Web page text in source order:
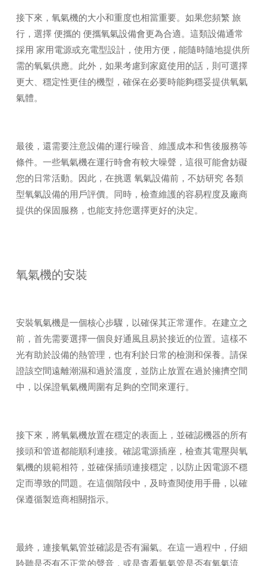
接下來，氧氣機的大小和重度也相當重要。如果您頻繁 旅
行，選擇 便攜的 便攜氧氣設備會更為合適。這類設備通常
採用 家用電源或充電型設計，使用方便，能隨時隨地提供所
需的氧氣供應。此外，如果考慮到家庭使用的話，則可選擇
更大、穩定性更佳的機型，確保在必要時能夠穩妥提供氧氣
氣體。
最後，還需要注意設備的運行噪音、維護成本和售後服務等
條件。一些氧氣機在運行時會有較大噪聲，這很可能會妨礙
您的日常活動。因此，在挑選 氧氣設備前，不妨研究 各類
型氧氣設備的用戶評價。同時，檢查維護的容易程度及廠商
提供的保固服務，也能支持您選擇更好的決定。
氧氣機的安裝
安裝氧氣機是一個核心步驟，以確保其正常運作。在建立之
前，首先需要選擇一個良好通風且易於接近的位置。這樣不
光有助於設備的熱管理，也有利於日常的檢測和保養。請保
證該空間遠離潮濕和過於溫度，並防止放置在過於擁擠空間
中，以保證氧氣機周圍有足夠的空間來運行。
接下來，將氧氣機放置在穩定的表面上，並確認機器的所有
接頭和管道都能順利連接。確認電源插座，檢查其電壓與氧
氣機的規範相符，並確保插頭連接穩定，以防止因電源不穩
定而導致的問題。在這個階段中，及時查閱使用手冊，以確
保遵循製造商相關指示。
最終，連接氧氣管並確認是否有漏氣。在這一過程中，仔細
聆聽是否有不正常的聲音，或是查看氧氣管是否有氧氣流